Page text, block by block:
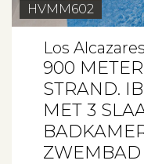
HVMM602
Los
900
STRAND.
MET 3
ZWEMBAD